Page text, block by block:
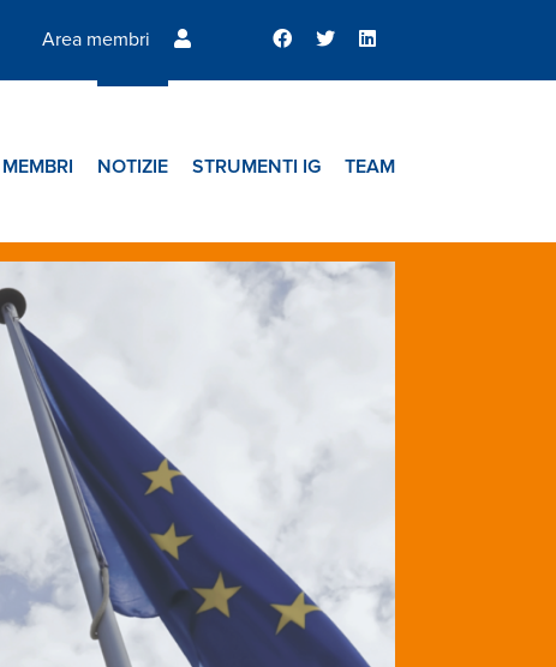
Area membri
MEMBRI NOTIZIE STRUMENTI IG TEAM